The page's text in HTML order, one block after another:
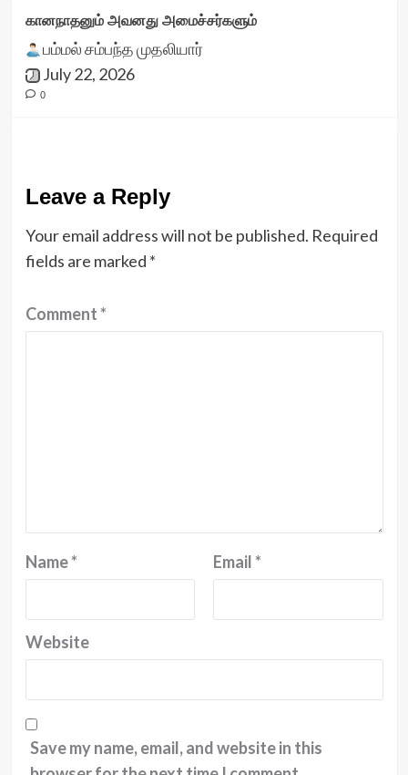
கானநாதனும் அவனது அமைச்சர்களும்
பம்மல் சம்பந்த முதலியார்
July 22, 2026
0
Leave a Reply
Your email address will not be published. Required
fields are marked *
Comment*
Name* Email*
Website
Save my name, email, and website in this